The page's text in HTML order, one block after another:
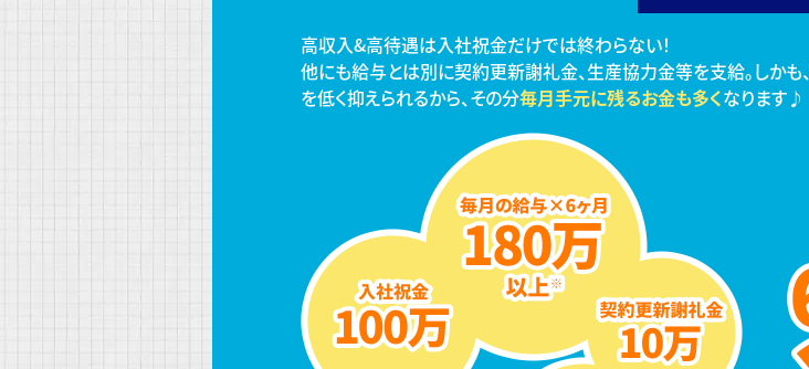
高収入&高待遇は入社祝金だけでは終わらない！
他にも給与とは別に契約更新謝礼金、生産協力金等を支給。しかも、
を低く抑えられるから、その分毎月手元に残るお金も多くなります♪